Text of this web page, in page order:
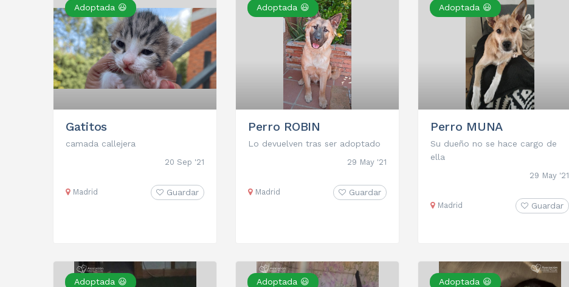
Adoptada 😃
Gatitos
camada callejera
20 Sep '21
Madrid Guardar
Adoptada 😃
Perro ROBIN
Lo devuelven tras ser adoptado
29 May '21
Madrid Guardar
Adoptada 😃
Perro MUNA
Su dueño no se hace cargo de
ella
29 May '21
Madrid Guardar
Adoptada 😃 Adoptada 😃 Adoptada 😃